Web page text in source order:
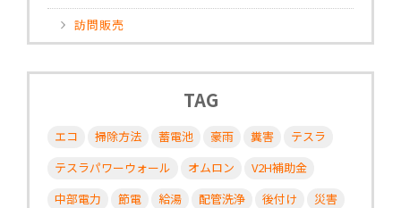
訪問販売
TAG
エコ 掃除方法 蓄電池 豪雨 糞害
テスラ
テスラパワーウォール
オムロン
V2H補助金
中部電力
節電 給湯 配管洗浄 後付け
災害